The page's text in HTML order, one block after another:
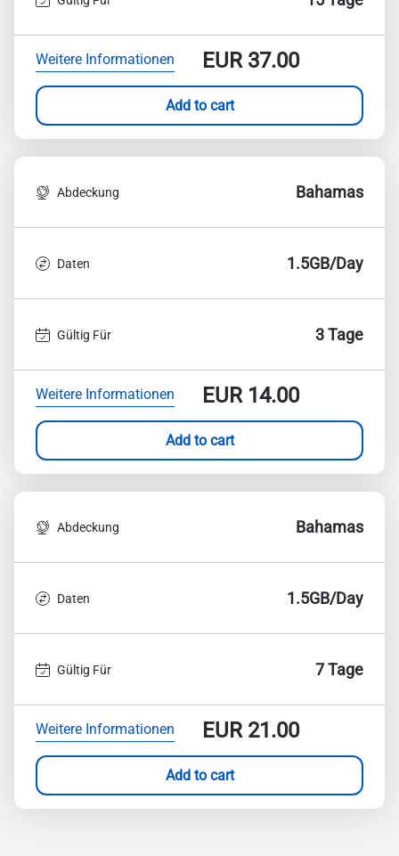
Weitere Informationen EUR37.00
Add to cart
Abdeckung Bahamas
Daten 1.5GB/Day
Gültig Für 3 Tage
Weitere Informationen EUR14.00
Add to cart
Abdeckung Bahamas
Daten 1.5GB/Day
Gültig Für 7 Tage
Weitere Informationen EUR21.00
Add to cart